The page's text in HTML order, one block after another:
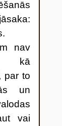
nav
kā
par to
un
vai